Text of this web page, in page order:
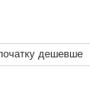
дешевше